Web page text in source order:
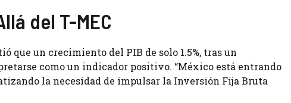
del T-MEC
que un crecimiento del PIB de solo 1.5%, tras un
como un indicador positivo. “México está entrando
la necesidad de impulsar la Inversión Fija Bruta